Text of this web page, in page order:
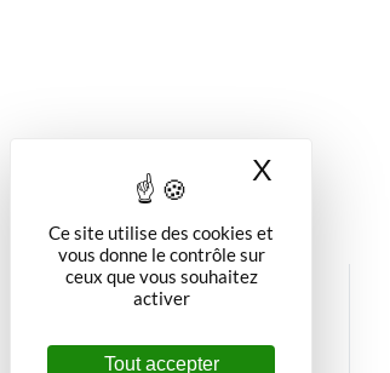
Ce site utilise des cookies et
vous donne le contrôle sur
ceux que vous souhaitez
activer
Tout accepter
X